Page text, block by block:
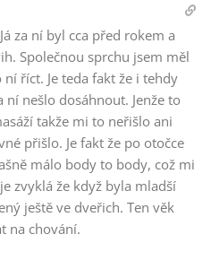
za ní byl cca před rokem a
Společnou sprchu jsem měl
říct. Je teda fakt že i tehdy
nešlo dosáhnout. Jenže to
takže mi to neřišlo ani
přišlo. Je fakt že po otočce
málo body to body, což mi
zvyklá že když byla mladší
ještě ve dveřich. Ten věk
na chování.